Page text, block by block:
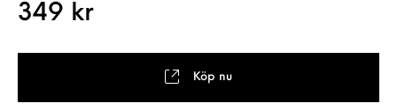
349 kr
Köp nu